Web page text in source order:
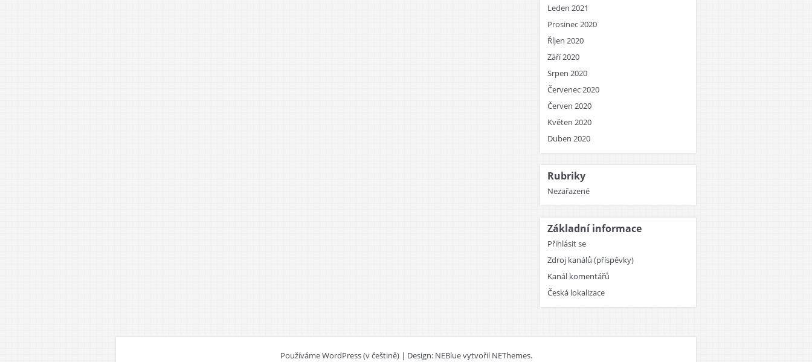
Leden 2021
Prosinec 2020
Říjen 2020
Září 2020
Srpen 2020
Červenec 2020
Červen 2020
Květen 2020
Duben 2020
Rubriky
Nezařazené
Základní informace
Přihlásit se
Zdroj kanálů (příspěvky)
Kanál komentářů
Česká lokalizace
Používáme WordPress (v češtině) | Design: NEBlue vytvořil NEThemes.